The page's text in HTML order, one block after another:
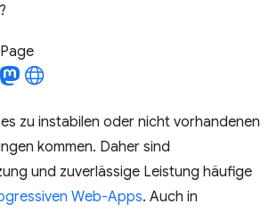
zu instabilen oder nicht vorhandenen
kommen. Daher sind
und zuverlässige Leistung häufige
Web-Apps. Auch in